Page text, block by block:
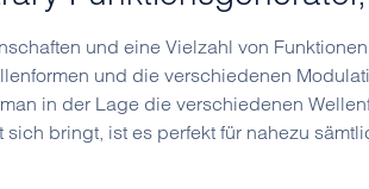
und eine Vielzahl von
und die verschiedenen
in der Lage die verschiedenen
bringt, ist es perfekt für nahezu